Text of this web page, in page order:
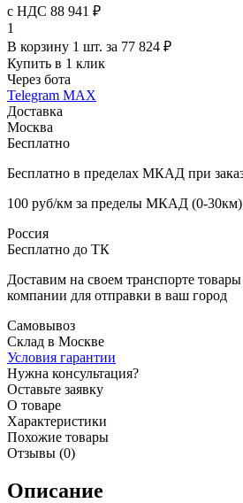
с НДС 88 941 ₽
1
В корзину 1 шт. за 77 824 ₽
Купить в 1 клик
Через бота
Telegram MAX
Доставка
Москва
Бесплатно
Бесплатно в пределах МКАД при
100 руб/км за пределы МКАД (0-
Россия
Бесплатно до ТК
Доставим на своем транспорте
компании для отправки в ваш город
Самовывоз
Склад в Москве
Условия гарантии
Нужна консультация?
Оставьте заявку
О товаре
Характеристики
Похожие товары
Отзывы (0)
Описание